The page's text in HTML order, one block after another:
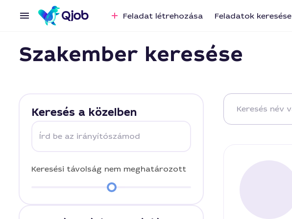
Feladat létrehozása Feladatok keresése
Szakember keresése
Keresés a közelben
Írd be az irányítószámod
Keresési távolság nem meghatározott